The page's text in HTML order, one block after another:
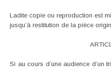
Ladite copie ou reproduction est
jusqu’à restitution de la pièce
Si au cours d’une audience d’un